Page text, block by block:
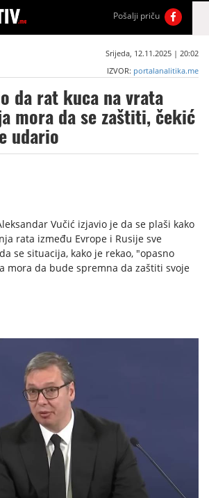
Pošalji priču
Srijeda, 12.11.2025 | 20:02
IZVOR: portalanalitika.me
da rat kuca na vrata
mora da se zaštiti, čekić
udario
Vučić izjavio je da se plaši kako
rata između Evrope i Rusije sve
se situacija, kako je rekao, "opasno
mora da bude spremna da zaštiti svoje